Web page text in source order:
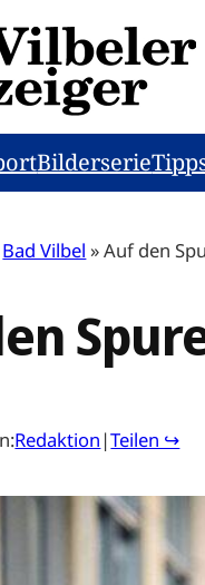
Bilderserie
Bad Vilbel »Auf den
Redaktion |Teilen ↪